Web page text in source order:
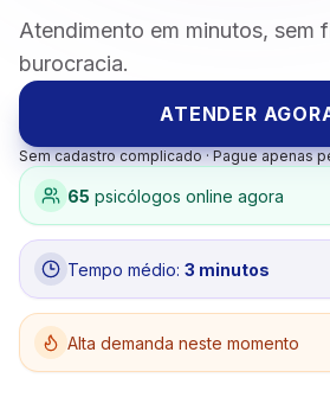
Atendimento em minutos, sem
burocracia.
ATENDER
Sem cadastro complicado · Pague apenas
65 psicólogos online agora
Tempo médio: 3 minutos
Alta demanda neste momento